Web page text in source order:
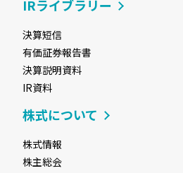
IRライブラリー
決算短信
有価証券報告書
決算説明資料
IR資料
株式について
株式情報
株主総会